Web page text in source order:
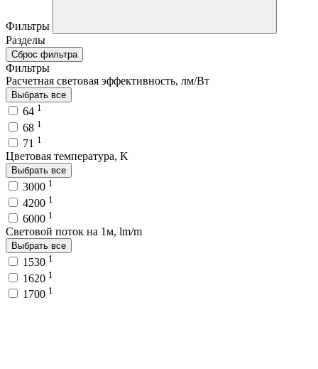
Фильтры
Разделы
Сброс фильтра
Фильтры
Расчетная световая эффективность, лм/Вт
Выбрать все
64 1
68 1
71 1
Цветовая температура, K
Выбрать все
3000 1
4200 1
6000 1
Световой поток на 1м, lm/m
Выбрать все
1530 1
1620 1
1700 1